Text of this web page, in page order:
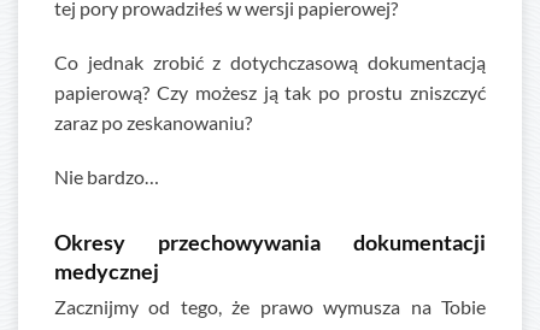
tej pory prowadziłeś w wersji papierowej?
Co jednak zrobić z dotychczasową dokumentacją
papierową? Czy możesz ją tak po prostu zniszczyć
zaraz po zeskanowaniu?
Nie bardzo…
Okresy przechowywania dokumentacji
medycznej
Zacznijmy od tego, że prawo wymusza na Tobie